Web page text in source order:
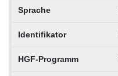
Sprache
Identifikator
HGF-Programm